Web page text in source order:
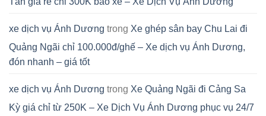
xe dịch vụ Ánh Dương trong Xe ghép sân bay Chu Lai đi
Quảng Ngãi chỉ 100.000đ/ghế – Xe dịch vụ Ánh Dương,
đón nhanh – giá tốt
xe dịch vụ Ánh Dương trong Xe Quảng Ngãi đi Cảng Sa
Kỳ giá chỉ từ 250K – Xe Dịch Vụ Ánh Dương phục vụ 24/7